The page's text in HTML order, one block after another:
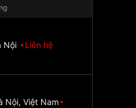
Nội
Liên hệ
Nội, Việt Nam